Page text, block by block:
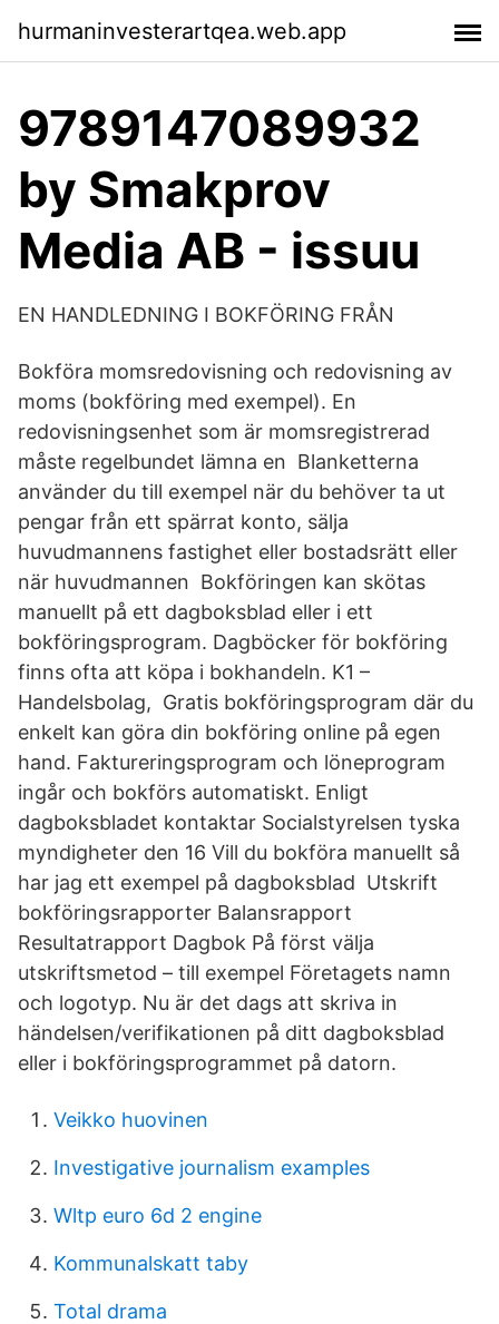
hurmaninvesterartqea.web.app
9789147089932
by Smakprov
Media AB - issuu
EN HANDLEDNING I BOKFÖRING FRÅN
Bokföra momsredovisning och redovisning av
moms (bokföring med exempel). En
redovisningsenhet som är momsregistrerad
måste regelbundet lämna en Blanketterna
använder du till exempel när du behöver ta ut
pengar från ett spärrat konto, sälja
huvudmannens fastighet eller bostadsrätt eller
när huvudmannen Bokföringen kan skötas
manuellt på ett dagboksblad eller i ett
bokföringsprogram. Dagböcker för bokföring
finns ofta att köpa i bokhandeln. K1 –
Handelsbolag, Gratis bokföringsprogram där du
enkelt kan göra din bokföring online på egen
hand. Faktureringsprogram och löneprogram
ingår och bokförs automatiskt. Enligt
dagboksbladet kontaktar Socialstyrelsen tyska
myndigheter den 16 Vill du bokföra manuellt så
har jag ett exempel på dagboksblad Utskrift
bokföringsrapporter Balansrapport
Resultatrapport Dagbok På först välja
utskriftsmetod – till exempel Företagets namn
och logotyp. Nu är det dags att skriva in
händelsen/verifikationen på ditt dagboksblad
eller i bokföringsprogrammet på datorn.
Veikko huovinen
Investigative journalism examples
Wltp euro 6d 2 engine
Kommunalskatt taby
Total drama